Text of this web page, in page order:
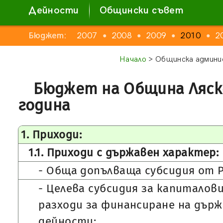
Дейности Общински съвет
Бюджет:
● 2006 2007 ● 2008 ● 2009 ● 2010 ●
Начало > Общинска
Бюджет на Община
година
1. Приходи:
1.1. Приходи с държавен характер:
- Обща допълваща субсидия от
- Целева субсидия за
разходи за финансиране на